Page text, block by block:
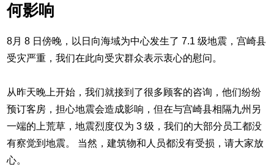
何影响
8月 8 日傍晚，以日向海域为中心发生了 7.1 级地震，宫崎县
受灾严重，我们在此向受灾群众表示衷心的慰问。
从昨天晚上开始，我们就接到了很多顾客的咨询，他们纷纷
预订客房，担心地震会造成影响，但在与宫崎县相隔九州另
一端的上荒草，地震烈度仅为 3 级，我们的大部分员工都没
有察觉到地震。 当然，建筑物和人员都没有受损，请大家放
心。